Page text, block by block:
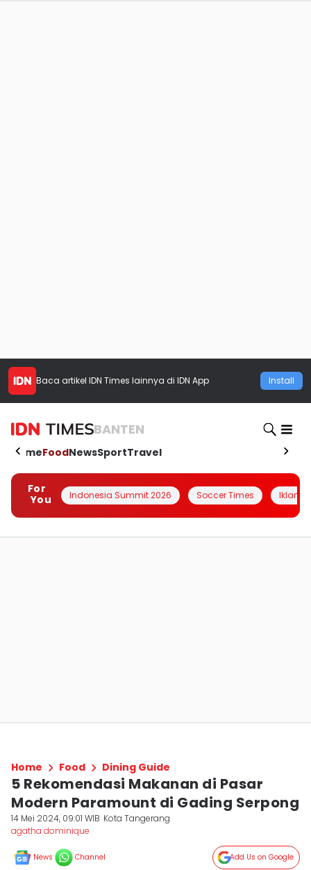
Baca artikel IDN Times lainnya di IDN App Install
BANTEN
HomeFoodNewsSportTravel
For
You
Indonesia Summit 2026 Soccer Times Iklanin
Home Food Dining Guide
5 Rekomendasi Makanan di Pasar
Modern Paramount di Gading Serpong
14 Mei 2024, 09:01 WIB Kota Tangerang
agatha dominique
News Channel Add Us on Google